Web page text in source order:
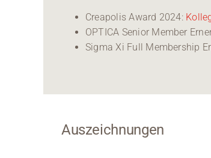
Creapolis Award 2024:
OPTICA Senior Member
Sigma Xi Full Membership
Auszeichnungen